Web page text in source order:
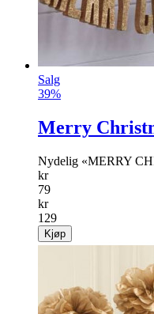
Salg
39%
Merry
Nydelig «MERRY
kr
79
kr
129
Kjøp